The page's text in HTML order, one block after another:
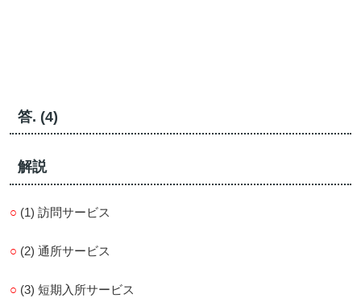
答. (4)
解説
○ (1) 訪問サービス
○ (2) 通所サービス
○ (3) 短期入所サービス